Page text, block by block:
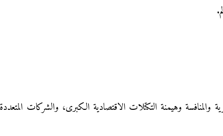
والمنافسة وهيمنة التكتلات الاقتصادية الكبرى، والشركات